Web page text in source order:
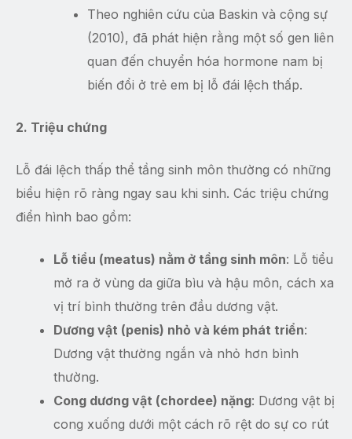
Theo nghiên cứu của Baskin và cộng sự
(2010), đã phát hiện rằng một số gen liên
quan đến chuyển hóa hormone nam bị
biến đổi ở trẻ em bị lỗ đái lệch thấp.
2. Triệu chứng
Lỗ đái lệch thấp thể tầng sinh môn thường có những
biểu hiện rõ ràng ngay sau khi sinh. Các triệu chứng
điển hình bao gồm:
Lỗ tiểu (meatus) nằm ở tầng sinh môn: Lỗ tiểu
mở ra ở vùng da giữa bìu và hậu môn, cách xa
vị trí bình thường trên đầu dương vật.
Dương vật (penis) nhỏ và kém phát triển:
Dương vật thường ngắn và nhỏ hơn bình
thường.
Cong dương vật (chordee) nặng: Dương vật bị
cong xuống dưới một cách rõ rệt do sự co rút